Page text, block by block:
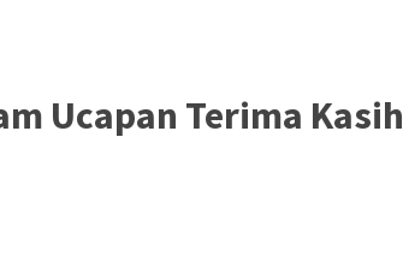
Ucapan Terima Kasih